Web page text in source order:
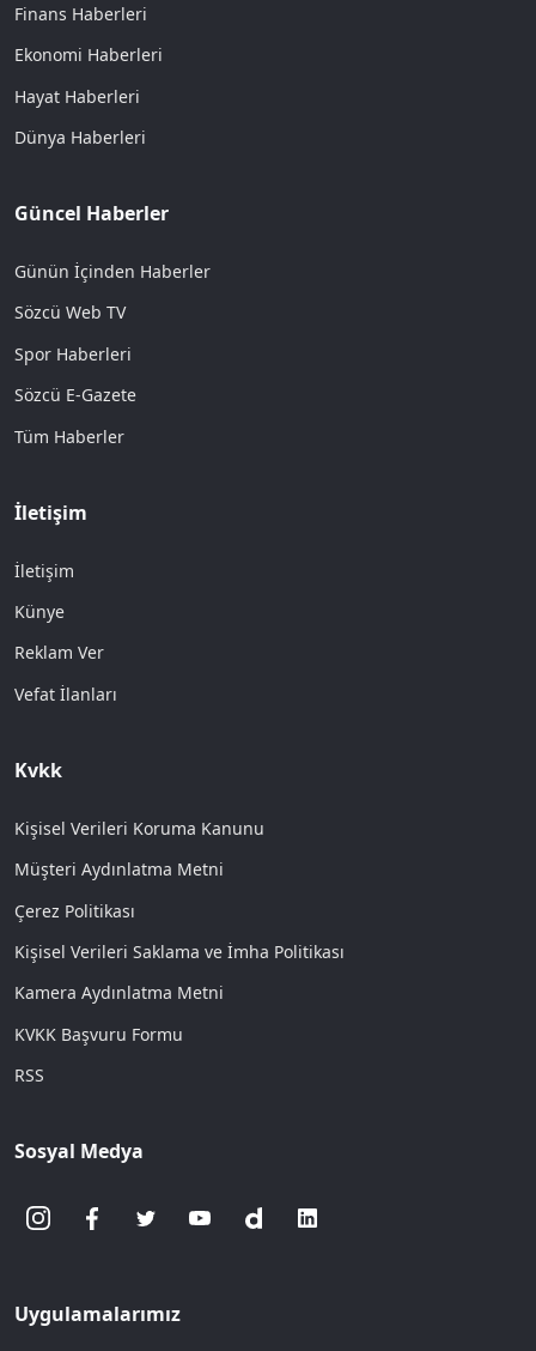
Finans Haberleri
Ekonomi Haberleri
Hayat Haberleri
Dünya Haberleri
Güncel Haberler
Günün İçinden Haberler
Sözcü Web TV
Spor Haberleri
Sözcü E-Gazete
Tüm Haberler
İletişim
İletişim
Künye
Reklam Ver
Vefat İlanları
Kvkk
Kişisel Verileri Koruma Kanunu
Müşteri Aydınlatma Metni
Çerez Politikası
Kişisel Verileri Saklama ve İmha Politikası
Kamera Aydınlatma Metni
KVKK Başvuru Formu
RSS
Sosyal Medya
Uygulamalarımız